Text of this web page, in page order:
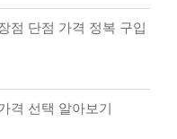
점 단점 가격 정복 구입
격 선택 알아보기